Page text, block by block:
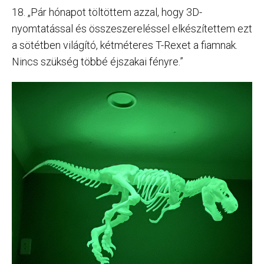
18. „Pár hónapot töltöttem azzal, hogy 3D-
nyomtatással és összeszereléssel elkészítettem ezt
a sötétben világító, kétméteres T-Rexet a fiamnak.
Nincs szükség többé éjszakai fényre.”